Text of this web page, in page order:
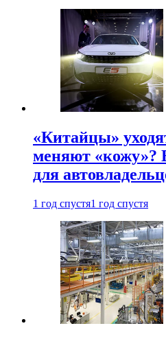
«Китайцы»
меняют «кожу»?
для
1 год спустя1 год спустя